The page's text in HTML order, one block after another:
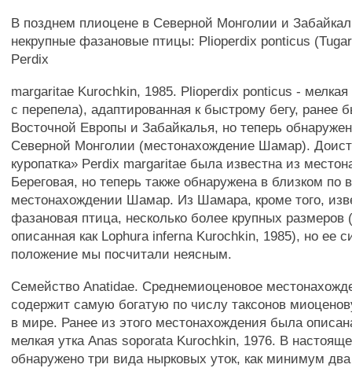
В позднем плиоцене в Северной Монголии и
некрупные фазановые птицы: Plioperdix ponticus
Perdix
margaritae Kurochkin, 1985. Plioperdix ponticus -
с перепела), адаптированная к быстрому бегу, ранее
Восточной Европы и Забайкалья, но теперь
Северной Монголии (местонахождение Шамар).
куропатка» Perdix margaritae была известна из
Береговая, но теперь также обнаружена в близком по
местонахождении Шамар. Из Шамара, кроме того,
фазановая птица, несколько более крупных размеров
описанная как Lophura inferna Kurochkin, 1985), но ее
положение мы посчитали неясным.
Семейство Anatidae. Среднемиоценовое
содержит самую богатую по числу таксонов
в мире. Ранее из этого местонахождения была
мелкая утка Anas soporata Kurochkin, 1976. В
обнаружено три вида нырковых уток, как минимум